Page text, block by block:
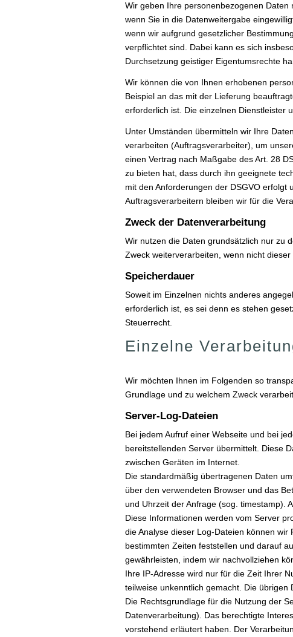
Wir geben Ihre personenbezogenen Daten
wenn Sie in die Datenweitergabe
wenn wir aufgrund gesetzlicher
verpflichtet sind. Dabei kann es sich
Durchsetzung geistiger Eigentumsrechte
Wir können die von Ihnen erhobenen
Beispiel an das mit der Lieferung
erforderlich ist. Die einzelnen Dienstleister
Unter Umständen übermitteln wir Ihre
verarbeiten (Auftragsverarbeiter), um
einen Vertrag nach Maßgabe des Art. 28
zu bieten hat, dass durch ihn geeignete
mit den Anforderungen der DSGVO
Auftragsverarbeitern bleiben wir für die
Zweck der Datenverarbeitung
Wir nutzen die Daten grundsätzlich nur zu
Zweck weiterverarbeiten, wenn nicht
Speicherdauer
Soweit im Einzelnen nichts anderes
erforderlich ist, es sei denn es stehen
Steuerrecht.
Einzelne
Wir möchten Ihnen im Folgenden so
Grundlage und zu welchem Zweck
Server-Log-Dateien
Bei jedem Aufruf einer Webseite und bei
bereitstellenden Server übermittelt. Diese
zwischen Geräten im Internet.
Die standardmäßig übertragenen Daten
über den verwendeten Browser und das
und Uhrzeit der Anfrage (sog. timestamp).
Diese Informationen werden vom Server
die Analyse dieser Log-Dateien können
bestimmten Zeiten feststellen und darauf
gewährleisten, indem wir nachvollziehen
Ihre IP-Adresse wird nur für die Zeit Ihrer
teilweise unkenntlich gemacht. Die
Die Rechtsgrundlage für die Nutzung der
Datenverarbeitung). Das berechtigte
vorstehend erläutert haben. Der